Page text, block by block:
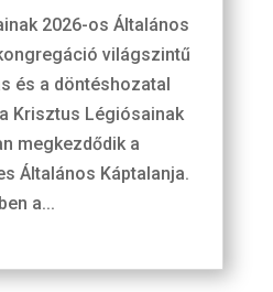
2026-os Általános
világszintű
és a döntéshozatal
Krisztus Légiósainak
megkezdődik a
Általános Káptalanja.
a...